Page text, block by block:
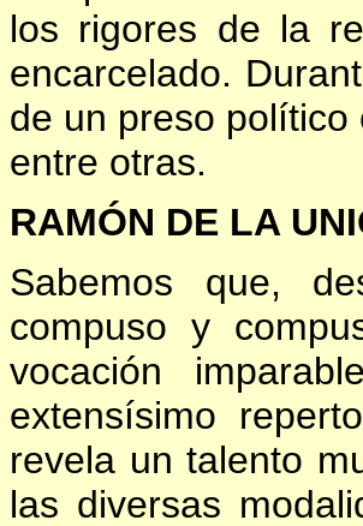
los rigores de la
encarcelado.
de un preso político
entre otras.
RAMÓN DE LA
Sabemos que,
compuso y
vocación
extensísimo
revela un talento
las diversas